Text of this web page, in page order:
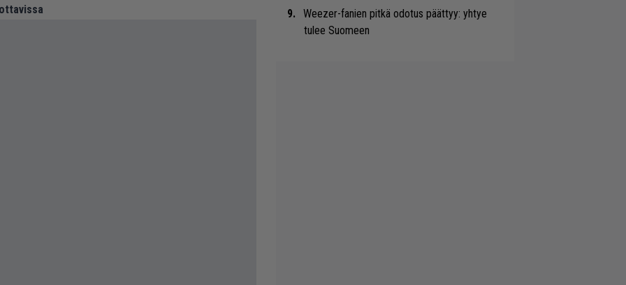
Weezer-fanien pitkä odotus päättyy: yhtye
tulee Suomeen